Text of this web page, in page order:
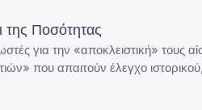
της Ποσότητας
για την «αποκλειστική» τους
που απαιτούν έλεγχο